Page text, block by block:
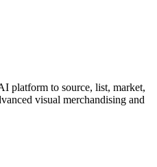
platform to source, list, market,
visual merchandising and